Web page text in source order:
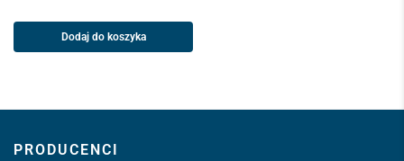
Dodaj do koszyka
PRODUCENCI